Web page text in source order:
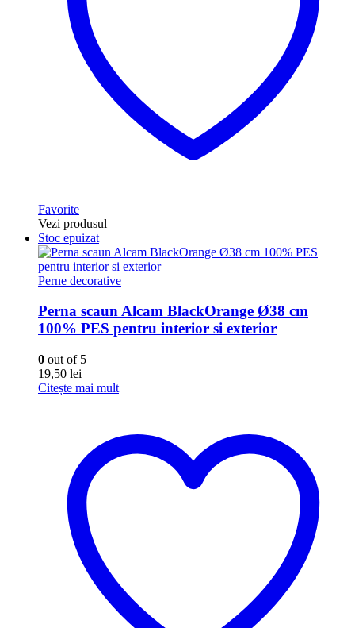
Favorite
Vezi produsul
Stoc epuizat
Perne decorative
Perna scaun Alcam BlackOrange Ø38 cm
100% PES pentru interior si exterior
0 out of 5
19,50 lei
Citește mai mult